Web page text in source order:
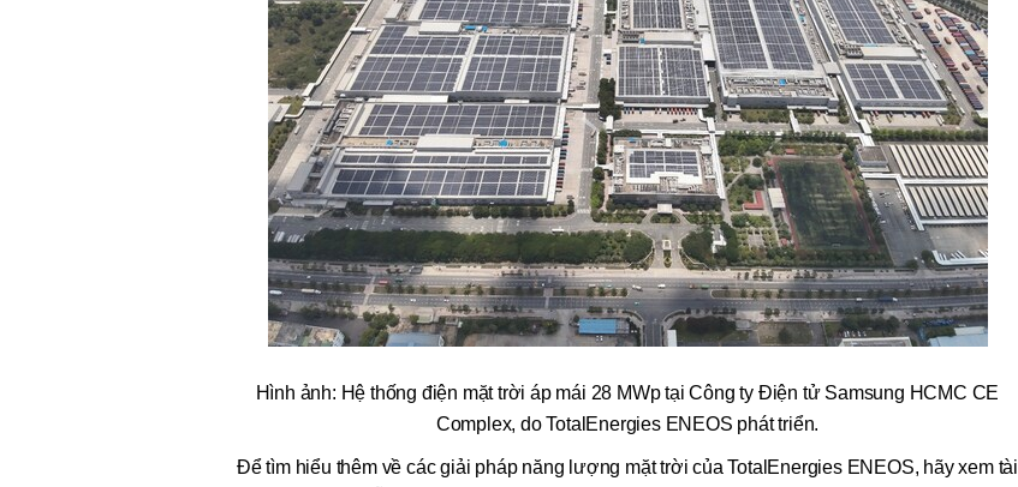
Hình ảnh: Hệ thống điện mặt trời áp mái 28 MWp tại Công ty Điện tử Samsung HCMC CE
Complex, do TotalEnergies ENEOS phát triển.
Đểtìm hiểu thêm về các giải pháp năng lượng mặt trời của TotalEnergies ENEOS, hãy xem tài